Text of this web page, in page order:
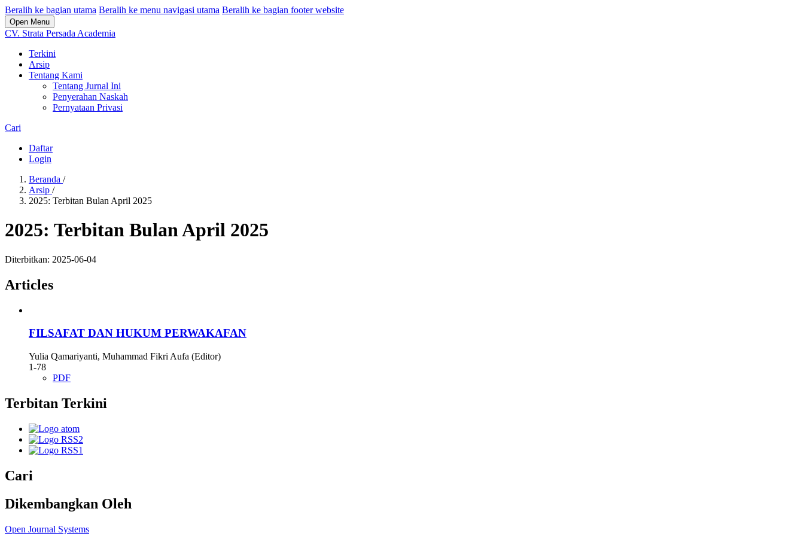
Beralih ke bagian utama Beralih ke menu navigasi utama Beralih ke bagian footer website
Open Menu
CV. Strata Persada Academia
Terkini
Arsip
Tentang Kami
Tentang Jurnal Ini
Penyerahan Naskah
Pernyataan Privasi
Cari
Daftar
Login
Beranda /
Arsip /
2025: Terbitan Bulan April 2025
2025: Terbitan Bulan April 2025
Diterbitkan: 2025-06-04
Articles
FILSAFAT DAN HUKUM PERWAKAFAN
Yulia Qamariyanti, Muhammad Fikri Aufa (Editor)
1-78
PDF
Terbitan Terkini
Cari
Dikembangkan Oleh
Open Journal Systems